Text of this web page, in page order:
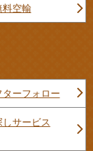
空輸
ーフォロー
サービス